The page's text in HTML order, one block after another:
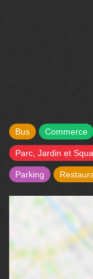
Bus Commerce
Parc, Jardin et
Parking